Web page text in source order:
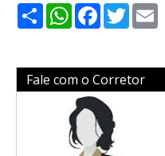
ShareWhatsApp
Facebook
Twitter
Fale com o Corretor